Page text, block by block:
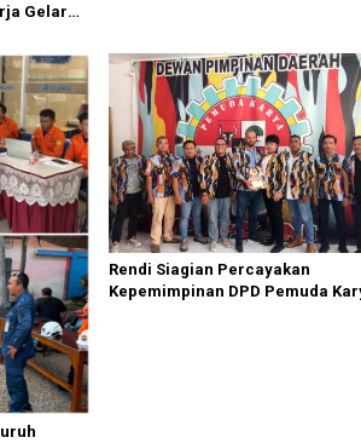
Gelar
Rendi Siagian Percayakan
Kepemimpinan DPD Pemuda